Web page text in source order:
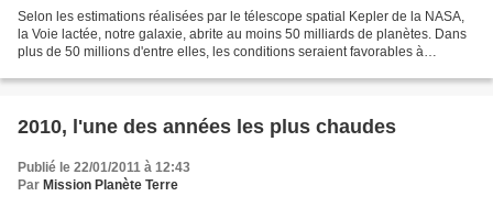
Selon les estimations réalisées par le télescope spatial Kepler de la NASA,
la Voie lactée, notre galaxie, abrite au moins 50 milliards de planètes. Dans
plus de 50 millions d'entre elles, les conditions seraient favorables à
2010, l'une des années les plus chaudes
Publié le 22/01/2011 à 12:43
Par Mission Planète Terre